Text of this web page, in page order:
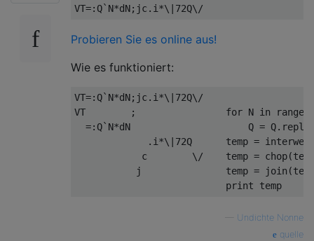
Probieren Sie es online aus!
Wie es funktioniert:
VT=:Q`N*dN;jc.i*\|72Q\/
VT        ;                for N in
=:Q`N*dN                     Q =
.i*\|72Q      temp =
c        \/    temp =
j               temp =
Undichte Nonne
quelle